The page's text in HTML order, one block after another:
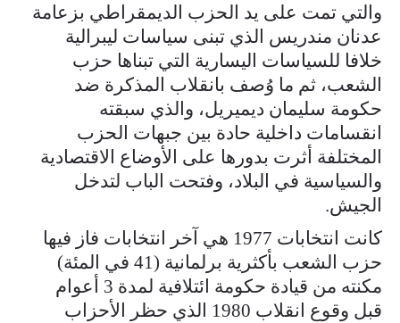
والتي تمت على يد الحزب الديمقراطي بزعامة
عدنان مندريس الذي تبنى سياسات ليبرالية
خلافا للسياسات اليسارية التي تبناها حزب
الشعب، ثم ما وُصف بانقلاب المذكرة ضد
حكومة سليمان ديميريل، والذي سبقته
انقسامات داخلية حادة بين جبهات الحزب
المختلفة أثرت بدورها على الأوضاع الاقتصادية
والسياسية في البلاد، وفتحت الباب لتدخل
الجيش.
كانت انتخابات 1977 هي آخر انتخابات فاز فيها
حزب الشعب بأكثرية برلمانية (41 في المئة)
مكنته من قيادة حكومة ائتلافية لمدة 3 أعوام
قبل وقوع انقلاب 1980 الذي حظر الأحزاب